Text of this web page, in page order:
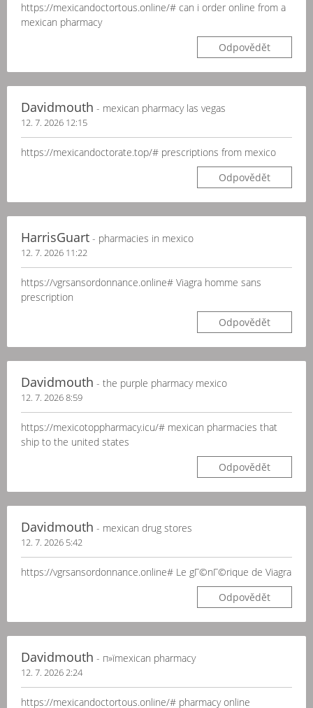
https://mexicandoctortous.online/# can i order online from a
mexican pharmacy
Odpovědět
Davidmouth - mexican pharmacy las vegas
12. 7. 2026 12:15
https://mexicandoctorate.top/# prescriptions from mexico
Odpovědět
HarrisGuart - pharmacies in mexico
12. 7. 2026 11:22
https://vgrsansordonnance.online# Viagra homme sans
prescription
Odpovědět
Davidmouth - the purple pharmacy mexico
12. 7. 2026 8:59
https://mexicotoppharmacy.icu/# mexican pharmacies that
ship to the united states
Odpovědět
Davidmouth - mexican drug stores
12. 7. 2026 5:42
https://vgrsansordonnance.online# Le gГ©nГ©rique de Viagra
Odpovědět
Davidmouth - п»їmexican pharmacy
12. 7. 2026 2:24
https://mexicandoctortous.online/# pharmacy online